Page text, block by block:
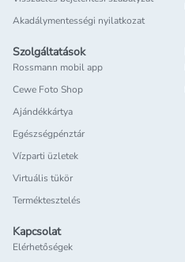
Akadálymentességi nyilatkozat
Szolgáltatások
Rossmann mobil app
Cewe Foto Shop
Ajándékkártya
Egészségpénztár
Vízparti üzletek
Virtuális tükör
Terméktesztelés
Kapcsolat
Elérhetőségek